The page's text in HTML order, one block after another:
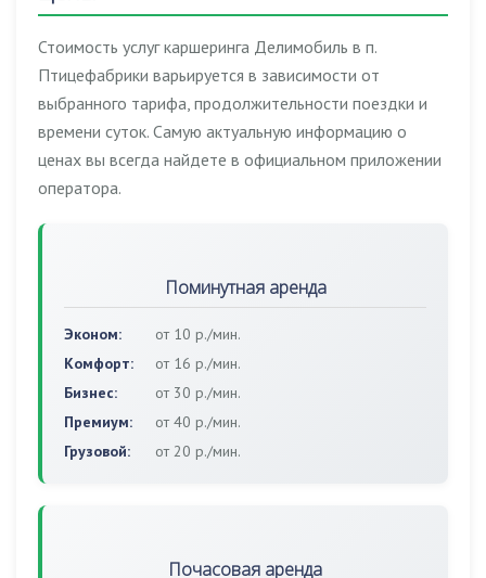
Стоимость услуг каршеринга Делимобиль в п.
Птицефабрики варьируется в зависимости от
выбранного тарифа, продолжительности поездки и
времени суток. Самую актуальную информацию о
ценах вы всегда найдете в официальном приложении
оператора.
Поминутная аренда
Эконом:
от 10 р./мин.
Комфорт:
от 16 р./мин.
Бизнес:
от 30 р./мин.
Премиум:
от 40 р./мин.
Грузовой:
от 20 р./мин.
Почасовая аренда